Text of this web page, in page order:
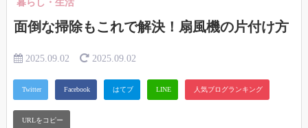
暮らし・生活
面倒な掃除もこれで解決！扇風機の片付け方
2025.09.02 2025.09.02